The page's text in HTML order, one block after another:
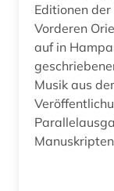
Editionen
Vorderen
auf in
Musik aus